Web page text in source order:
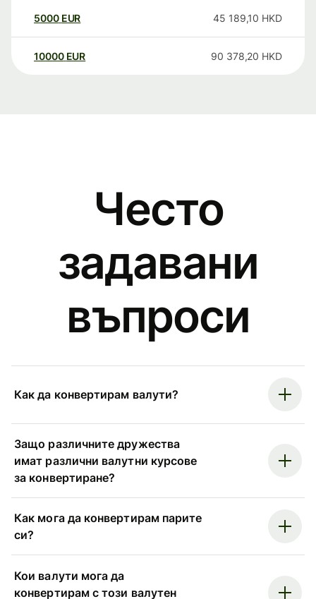
5000 EUR 45 189,10 HKD
10000 EUR 90 378,20 HKD
Често
задавани
въпроси
Как да конвертирам валути?
Защо различните дружества
имат различни валутни курсове
за конвертиране?
Как мога да конвертирам парите
си?
Кои валути мога да
конвертирам с този валутен